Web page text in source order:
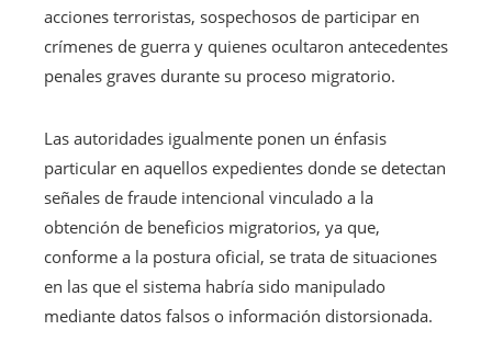
acciones terroristas, sospechosos de participar en
crímenes de guerra y quienes ocultaron antecedentes
penales graves durante su proceso migratorio.
Las autoridades igualmente ponen un énfasis
particular en aquellos expedientes donde se detectan
señales de fraude intencional vinculado a la
obtención de beneficios migratorios, ya que,
conforme a la postura oficial, se trata de situaciones
en las que el sistema habría sido manipulado
mediante datos falsos o información distorsionada.